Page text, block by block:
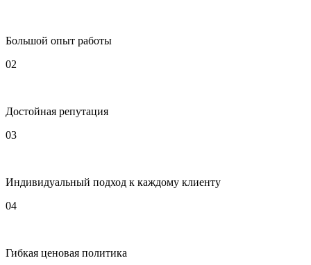
Большой опыт работы
02
Достойная репутация
03
Индивидуальный подход к каждому клиенту
04
Гибкая ценовая политика